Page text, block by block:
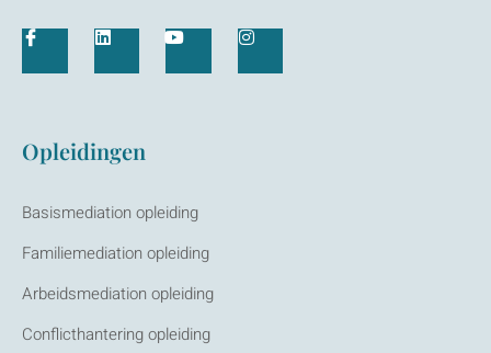
Opleidingen
Basismediation opleiding
Familiemediation opleiding
Arbeidsmediation opleiding
Conflicthantering opleiding